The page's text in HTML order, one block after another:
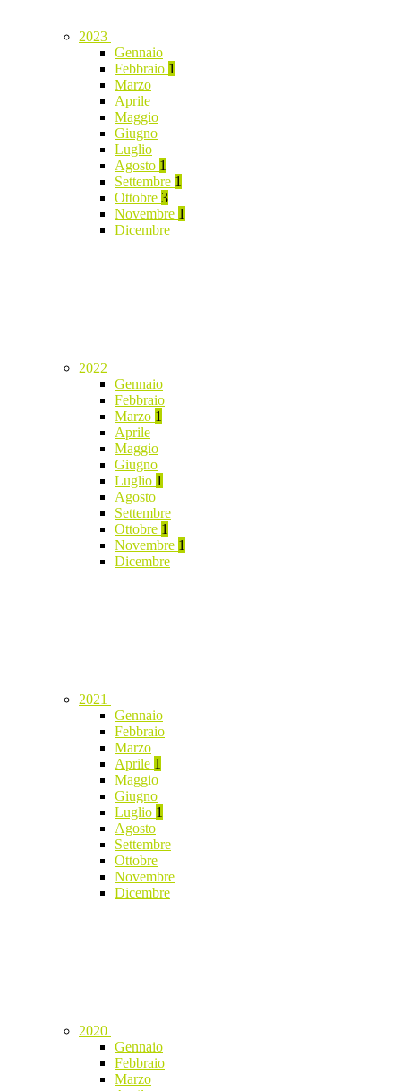
2023
Gennaio
Febbraio 1
Marzo
Aprile
Maggio
Giugno
Luglio
Agosto 1
Settembre 1
Ottobre 3
Novembre 1
Dicembre
2022
Gennaio
Febbraio
Marzo 1
Aprile
Maggio
Giugno
Luglio 1
Agosto
Settembre
Ottobre 1
Novembre 1
Dicembre
2021
Gennaio
Febbraio
Marzo
Aprile 1
Maggio
Giugno
Luglio 1
Agosto
Settembre
Ottobre
Novembre
Dicembre
2020
Gennaio
Febbraio
Marzo